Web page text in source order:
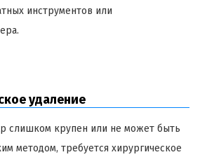
инструментов или
удаление
слишком крупен или не может быть
методом, требуется хирургическое